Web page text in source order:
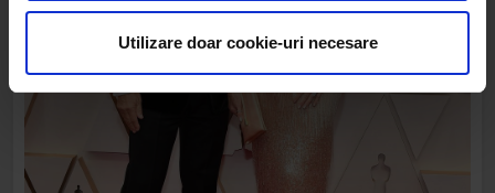
privire la modul în care folosiți site-ul nostru. Aceștia le
pot combina cu alte informații oferite de dvs. sau culese
în urma folosirii serviciilor lor.
Utilizare doar cookie-uri necesare